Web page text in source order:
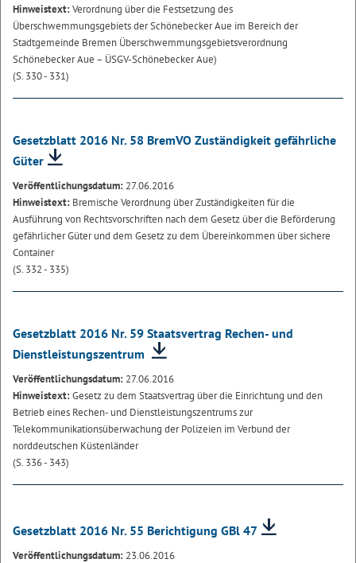
Hinweistext:Verordnung über die Festsetzung des
Überschwemmungsgebiets der Schönebecker Aue im Bereich der
Stadtgemeinde Bremen Überschwemmungsgebietsverordnung
Schönebecker Aue – ÜSGV-Schönebecker Aue)
(S. 330 - 331)
Gesetzblatt 2016 Nr. 58 BremVO Zuständigkeit gefährliche
Güter
Veröffentlichungsdatum: 27.06.2016
Hinweistext: Bremische Verordnung über Zuständigkeiten für die
Ausführung von Rechtsvorschriften nach dem Gesetz über die Beförderung
gefährlicher Güter und dem Gesetz zu dem Übereinkommen über sichere
Container
(S. 332 - 335)
Gesetzblatt 2016 Nr. 59 Staatsvertrag Rechen- und
Dienstleistungszentrum
Veröffentlichungsdatum: 27.06.2016
Hinweistext:Gesetz zu dem Staatsvertrag über die Einrichtung und den
Betrieb eines Rechen- und Dienstleistungszentrums zur
Telekommunikationsüberwachung der Polizeien im Verbund der
norddeutschen Küstenländer
(S. 336 - 343)
Gesetzblatt 2016 Nr. 55 Berichtigung GBl 47
Veröffentlichungsdatum: 23.06.2016